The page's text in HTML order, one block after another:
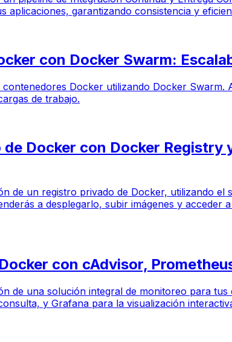
garantizando consistencia y
con Docker Swarm:
Docker utilizando Docker
de trabajo.
Docker con Docker Registry
de un registro privado de Docker, utilizando
a desplegarlo, subir imágenes y
con cAdvisor,
de una solución integral de monitoreo para
y Grafana para la visualización